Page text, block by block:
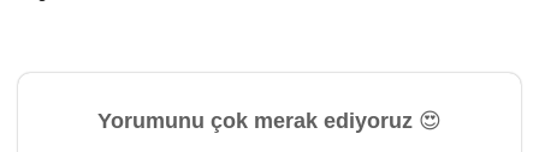
Yorumunu çok merak ediyoruz 😍